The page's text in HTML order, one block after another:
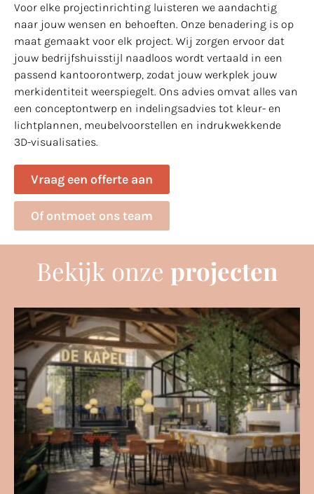
Voor elke projectinrichting luisteren we aandachtig
naar jouw wensen en behoeften. Onze benadering is op
maat gemaakt voor elk project. Wij zorgen ervoor dat
jouw bedrijfshuisstijl naadloos wordt vertaald in een
passend kantoorontwerp, zodat jouw werkplek jouw
merkidentiteit weerspiegelt. Ons advies omvat alles van
een conceptontwerp en indelingsadvies tot kleur- en
lichtplannen, meubelvoorstellen en indrukwekkende
3D-visualisaties.
Vraag een offerte aan
Of ontmoet ons team
Bekijk onze projecten